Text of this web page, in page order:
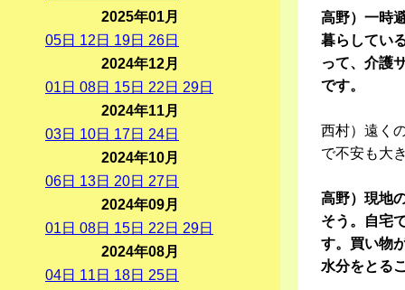
高野）一時
暮らしてい
って、介護
です。
西村）遠く
で不安も大
高野）現地
そう。自宅
す。買い物
水分をとる
2025年01月
05日 12 日 19日 26日
2024年12月
01 日 08日 15日 22 日 29日
2024年11月
03日 10日 17日 24日
2024年10月
06日 13日 20日 27日
2024年09月
01 日 08日 15日 22 日 29日
2024年08月
04日 11 日 18日 25日